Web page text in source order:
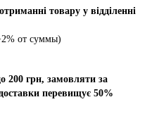
товару у відділенні
от суммы)
200 грн, замовляти за
перевищує 50%